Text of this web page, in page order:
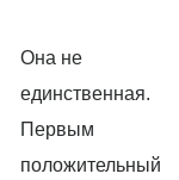
Она не
единственная.
Первым
положительный